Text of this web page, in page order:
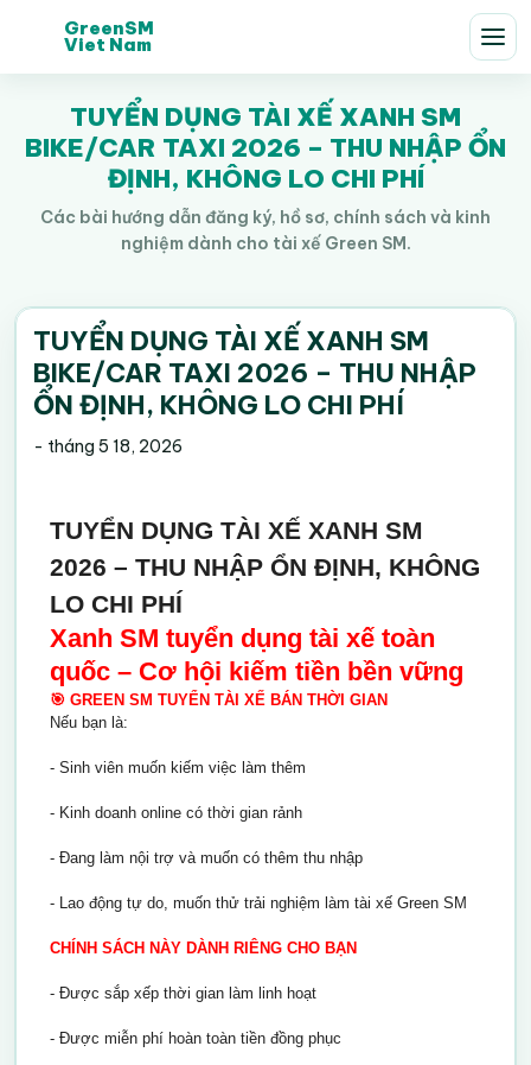
GreenSM
Viet Nam
TUYỂN DỤNG TÀI XẾ XANH SM
BIKE/CAR TAXI 2026 – THU NHẬP ỔN
ĐỊNH, KHÔNG LO CHI PHÍ
Các bài hướng dẫn đăng ký, hồ sơ, chính sách và kinh
nghiệm dành cho tài xế Green SM.
TUYỂN DỤNG TÀI XẾ XANH SM
BIKE/CAR TAXI 2026 – THU NHẬP
ỔN ĐỊNH, KHÔNG LO CHI PHÍ
- tháng 5 18, 2026
TUYỂN DỤNG TÀI XẾ XANH SM
2026 – THU NHẬP ỔN ĐỊNH, KHÔNG
LO CHI PHÍ
Xanh SM tuyển dụng tài xế toàn
quốc – Cơ hội kiếm tiền bền vững
🎯 GREEN SM TUYỂN TÀI XẾ BÁN THỜI GIAN
Nếu bạn là:
- Sinh viên muốn kiếm việc làm thêm
- Kinh doanh online có thời gian rảnh
- Đang làm nội trợ và muốn có thêm thu nhập
- Lao động tự do, muốn thử trải nghiệm làm tài xế Green SM
CHÍNH SÁCH NÀY DÀNH RIÊNG CHO BẠN
- Được sắp xếp thời gian làm linh hoạt
- Được miễn phí hoàn toàn tiền đồng phục